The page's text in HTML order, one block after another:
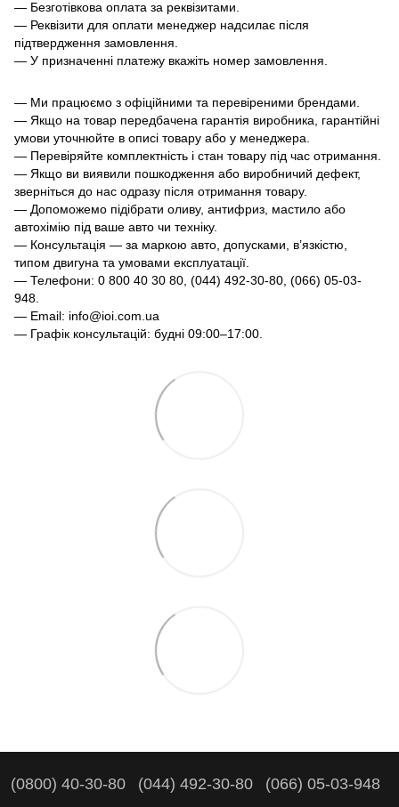
— Безготівкова оплата за реквізитами.
— Реквізити для оплати менеджер надсилає після
підтвердження замовлення.
— У призначенні платежу вкажіть номер замовлення.
— Ми працюємо з офіційними та перевіреними брендами.
— Якщо на товар передбачена гарантія виробника, гарантійні
умови уточнюйте в описі товару або у менеджера.
— Перевіряйте комплектність і стан товару під час отримання.
— Якщо ви виявили пошкодження або виробничий дефект,
зверніться до нас одразу після отримання товару.
— Допоможемо підібрати оливу, антифриз, мастило або
автохімію під ваше авто чи техніку.
— Консультація — за маркою авто, допусками, в’язкістю,
типом двигуна та умовами експлуатації.
— Телефони: 0 800 40 30 80, (044) 492-30-80, (066) 05-03-
948.
— Email: info@ioi.com.ua
— Графік консультацій: будні 09:00–17:00.
(0800) 40-30-80 (044) 492-30-80 (066) 05-03-948